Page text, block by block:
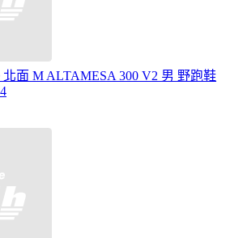
北面 M ALTAMESA 300 V2 男 野跑鞋